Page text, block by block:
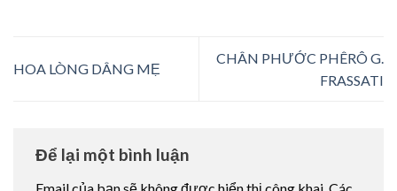
HOA LÒNG DÂNG MẸ
CHÂN PHƯỚC PHÊRÔ G.
FRASSATI
Để lại một bình luận
Email của bạn sẽ không được hiển thị công khai. Các